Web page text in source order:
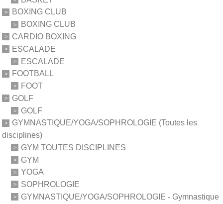
BOXING CLUB
BOXING CLUB
CARDIO BOXING
ESCALADE
ESCALADE
FOOTBALL
FOOT
GOLF
GOLF
GYMNASTIQUE/YOGA/SOPHROLOGIE (Toutes les
disciplines)
GYM TOUTES DISCIPLINES
GYM
YOGA
SOPHROLOGIE
GYMNASTIQUE/YOGA/SOPHROLOGIE - Gymnastique